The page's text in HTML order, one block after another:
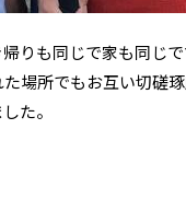
りも同じで家も同じ
場所でもお互い切磋琢
た。